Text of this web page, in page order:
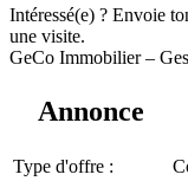
Intéressé(e) ? Envoie
une visite.
GeCo Immobilier –
Annonce
Type d'offre :